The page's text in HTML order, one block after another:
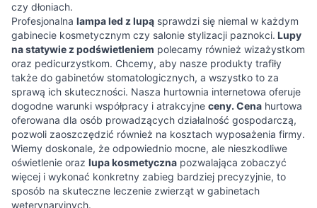
czy dłoniach.
Profesjonalna lampa led z lupą sprawdzi się niemal w każdym
gabinecie kosmetycznym czy salonie stylizacji paznokci. Lupy
na statywie z podświetleniem polecamy również wizażystkom
oraz pedicurzystkom. Chcemy, aby nasze produkty trafiły
także do gabinetów stomatologicznych, a wszystko to za
sprawą ich skuteczności. Nasza hurtownia internetowa oferuje
dogodne warunki współpracy i atrakcyjne ceny. Cena hurtowa
oferowana dla osób prowadzących działalność gospodarczą,
pozwoli zaoszczędzić również na kosztach wyposażenia firmy.
Wiemy doskonale, że odpowiednio mocne, ale nieszkodliwe
oświetlenie oraz lupa kosmetyczna pozwalająca zobaczyć
więcej i wykonać konkretny zabieg bardziej precyzyjnie, to
sposób na skuteczne leczenie zwierząt w gabinetach
weterynaryjnych.